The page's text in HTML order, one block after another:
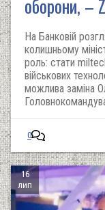
оборони, –
На Банковій
колишньому
роль: стати
військових
можлива заміна
0
16
лип